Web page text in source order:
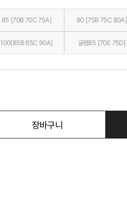
85 [70B 70C 75A] 90 [75B 75C 80A]
100[85B 85C 90A] 글램85 [70E 75D]
장바구니